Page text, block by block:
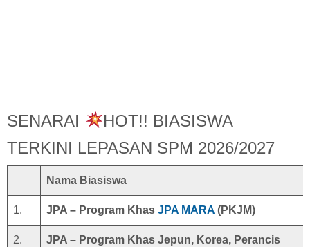
SENARAI
HOT!! BIASISWA
TERKINI LEPASAN SPM 2026/2027
Nama Biasiswa
1. JPA – Program Khas JPA MARA (PKJM)
2. JPA – Program Khas Jepun, Korea, Perancis